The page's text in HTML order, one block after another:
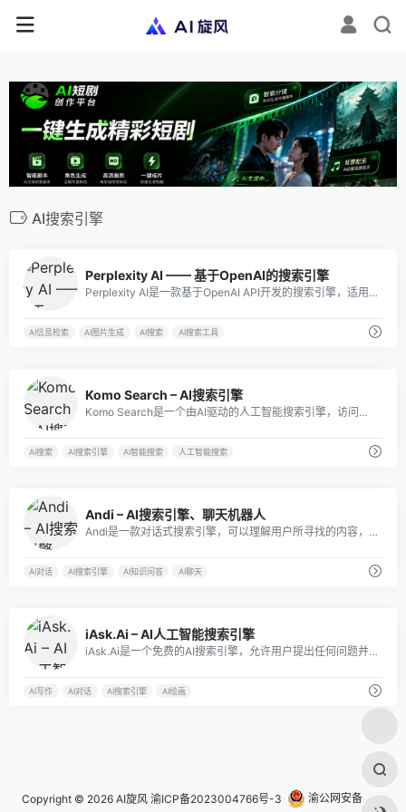
AI搜索引擎
Perplexity AI —— 基于OpenAI的搜索引擎
Perplexity AI是一款基于OpenAI API开发的搜索引擎，适用于多种使用场景和用户群体。它融合了对话和链接，为用户提供了一种全新的信息获取方式，帮助他们更快更方便地获取所需信息、解决问题以及生成文本和图片内容。
AI信息检索 AI图片生成 AI搜索 AI搜索工具
Komo Search – AI搜索引擎
Komo Search是一个由AI驱动的人工智能搜索引擎，访问速度快，支持实时联网，注重保护用户隐私，浏览界面无广告。
AI搜索 AI搜索引擎 AI智能搜索 人工智能搜索
Andi – AI搜索引擎、聊天机器人
Andi是一款对话式搜索引擎，可以理解用户所寻找的内容，还可以帮助用户浏览和搜索互联网，从而提供准确的搜索结果。
AI对话 AI搜索引擎 AI知识问答 AI聊天
iAsk.Ai – AI人工智能搜索引擎
iAsk.Ai是一个免费的AI搜索引擎，允许用户提出任何问题并获得即时、准确的答案。
AI写作 AI对话 AI搜索引擎 AI绘画
Copyright © 2026 AI旋风 渝ICP备2023004766号-3
渝公网安备